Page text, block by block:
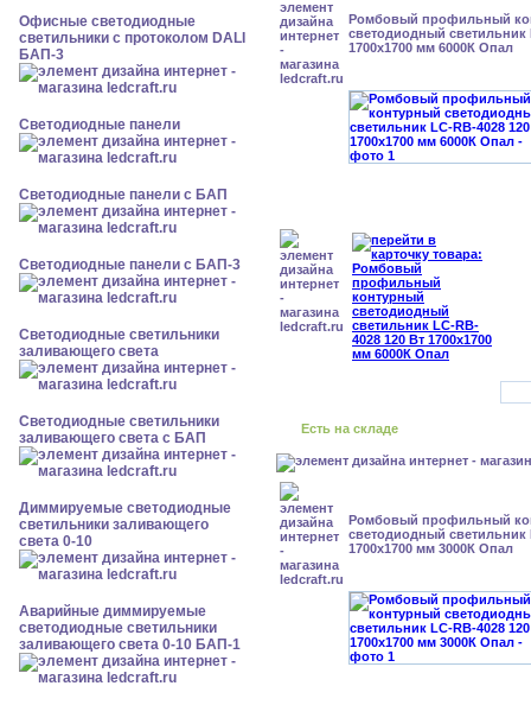
Офисные светодиодные
светильники с протоколом DALI
БАП-3
Cветодиодные панели
Cветодиодные панели с БАП
Cветодиодные панели с БАП-3
Светодиодные светильники
заливающего света
Светодиодные светильники
заливающего света с БАП
Диммируемые светодиодные
светильники заливающего
света 0-10
Аварийные диммируемые
светодиодные светильники
заливающего света 0-10 БАП-1
Ромбовый профильный
светодиодный светильник
1700x1700 мм 6000К Опал
Есть на складе
Ромбовый профильный
светодиодный светильник
1700x1700 мм 3000К Опал